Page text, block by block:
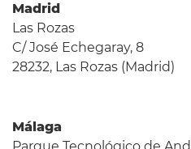
Madrid
Las Rozas
C/ José Echegaray, 8
28232, Las Rozas (Madrid)
Málaga